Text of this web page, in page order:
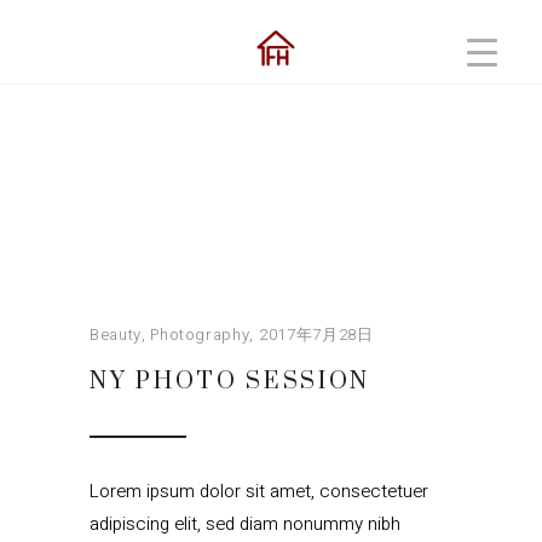
Beauty, Photography 2017年7月28日
NY PHOTO SESSION
Lorem ipsum dolor sit amet, consectetuer
adipiscing elit, sed diam nonummy nibh